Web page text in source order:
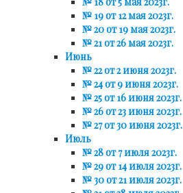
№ 19 от 12 мая 2023г.
№ 20 от 19 мая 2023г.
№ 21 от 26 мая 2023г.
Июнь
№ 22 от 2 июня 2023г.
№ 24 от 9 июня 2023г.
№ 25 от 16 июня 2023г.
№ 26 от 23 июня 2023г.
№ 27 от 30 июня 2023г.
Июль
№ 28 от 7 июля 2023г.
№ 29 от 14 июля 2023г.
№ 30 от 21 июля 2023г.